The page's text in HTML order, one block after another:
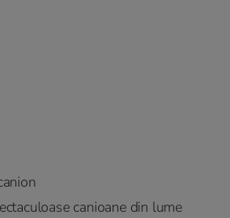
canioane din lume